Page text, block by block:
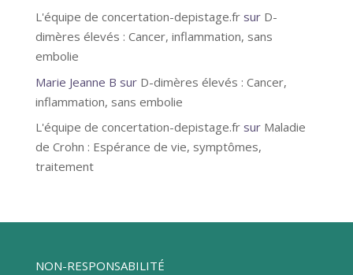
L'équipe de concertation-depistage.frsur D-
dimères élevés : Cancer, inflammation, sans
embolie
Marie Jeanne B sur D-dimères élevés : Cancer,
inflammation, sans embolie
L'équipe de concertation-depistage.frsur Maladie
de Crohn : Espérance de vie, symptômes,
traitement
NON-RESPONSABILITÉ